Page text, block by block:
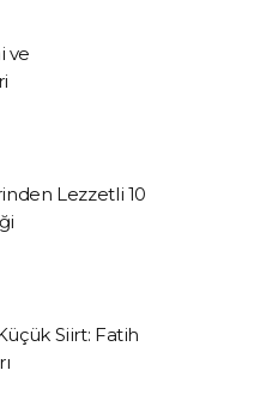
ve
Lezzetli 10
Siirt: Fatih